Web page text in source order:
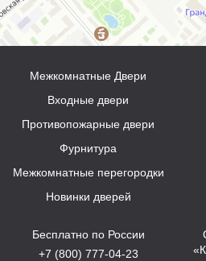
Межкомнатные Двери
Входные двери
Противопожарные двери
Фурнитура
Межкомнатные перегородки
Новинки дверей
Бесплатно по России
+7 (800) 777-04-23